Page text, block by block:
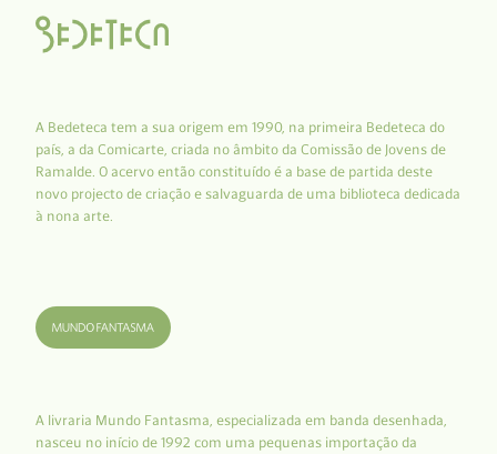
A Bedeteca tem a sua origem em 1990, na primeira Bedeteca do
país, a da Comicarte, criada no âmbito da Comissão de Jovens de
Ramalde. O acervo então constituído é a base de partida deste
novo projecto de criação e salvaguarda de uma biblioteca dedicada
à nona arte.
A livraria Mundo Fantasma, especializada em banda desenhada,
nasceu no início de 1992 com uma pequenas importação da